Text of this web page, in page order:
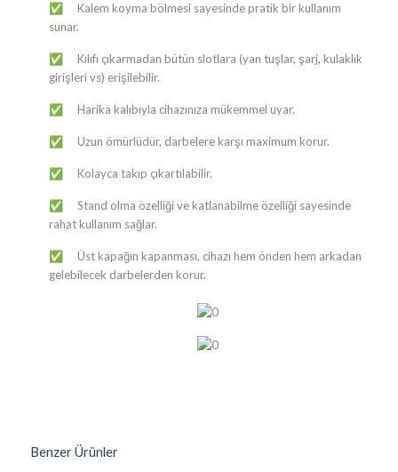
✅ Kalem koyma bölmesi sayesinde pratik bir kullanım
sunar.
✅ Kılıfı çıkarmadan bütün slotlara (yan tuşlar, şarj, kulaklık
girişleri vs) erişilebilir.
✅ Harika kalıbıyla cihazınıza mükemmel uyar.
✅ Uzun ömürlüdür, darbelere karşı maximum korur.
✅ Kolayca takıp çıkartılabilir.
✅ Stand olma özelliği ve katlanabilme özelliği sayesinde
rahat kullanım sağlar.
✅ Üst kapağın kapanması, cihazı hem önden hem arkadan
gelebilecek darbelerden korur.
Benzer Ürünler